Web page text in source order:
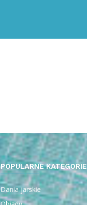
POPULARNE KATEGORIE
Dania jarskie